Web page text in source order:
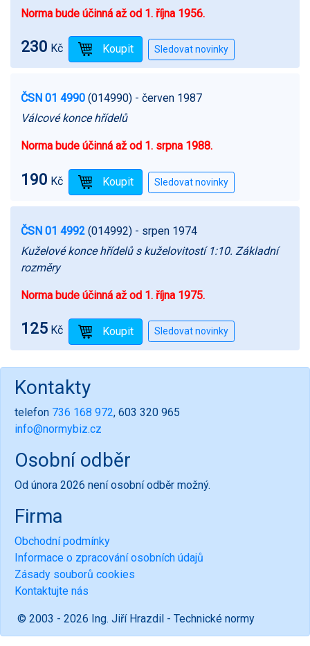
Norma bude účinná až od 1. října 1956.
230 Kč
ČSN 01 4990 (014990) - červen 1987
Válcové konce hřídelů
Norma bude účinná až od 1. srpna 1988.
190 Kč
ČSN 01 4992 (014992) - srpen 1974
Kuželové konce hřídelů s kuželovitostí 1:10. Základní
rozměry
Norma bude účinná až od 1. října 1975.
125 Kč
Kontakty
telefon 736 168 972, 603 320 965
info@normybiz.cz
Osobní odběr
Od února 2026 není osobní odběr možný.
Firma
Obchodní podmínky
Informace o zpracování osobních údajů
Zásady souborů cookies
Kontaktujte nás
© 2003 - 2026 Ing. Jiří Hrazdil - Technické normy